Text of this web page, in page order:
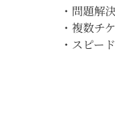
・問題解
・複数チ
・スピー